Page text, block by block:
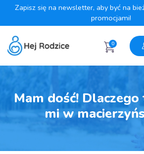
Zapisz się na newsletter, aby być na
promocjami!
0
Mam dość!
mi w